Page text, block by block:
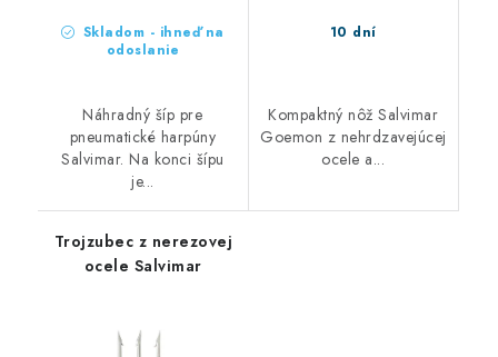
Skladom - ihneď na
odoslanie
Náhradný šíp pre
pneumatické harpúny
Salvimar. Na konci šípu
je...
10 dní
Kompaktný nôž Salvimar
Goemon z nehrdzavejúcej
ocele a...
Trojzubec z nerezovej
ocele Salvimar